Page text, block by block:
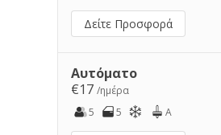
Δείτε Προσφορά
Αυτόματο
€17 /ημέρα
5
5 A